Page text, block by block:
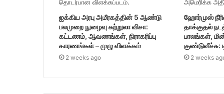
ஐக்கிய அரபு அமீரகத்தின் 5 ஆண்டு
பலமுறை நுழைவு சுற்றுலா விசா:
கட்டணம், ஆவணங்கள், நிராகரிப்பு
காரணங்கள் – முழு விளக்கம்
2 weeks ago
ஹோர்முஸ்
தாக்குதல்
பாலங்கள்,
குண்டுவீச்சு:
2 weeks